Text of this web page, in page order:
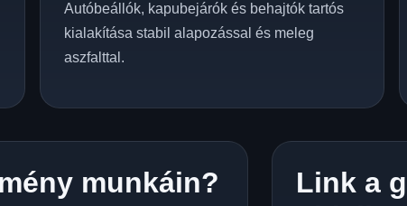
Autóbeállók, kapubejárók és behajtók tartós
kialakítása stabil alapozással és meleg
aszfalttal.
munkáin?
Link a